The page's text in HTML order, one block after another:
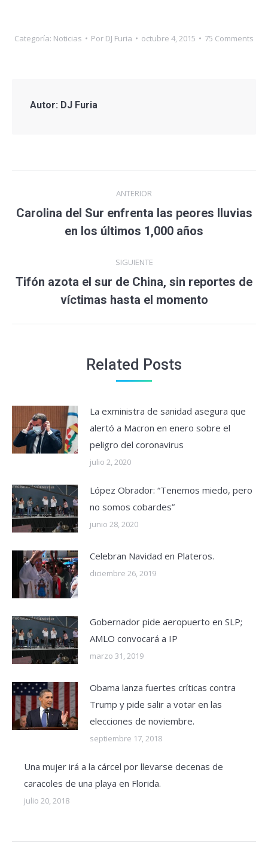
Categoría: Noticias Por DJ Furia octubre 4, 2015 75 Comments
Autor: DJ Furia
entre
entradas
ANTERIOR
Entrada
anterior:
Carolina del Sur enfrenta las peores lluvias
en los últimos 1,000 años
SIGUIENTE
Entrada
siguiente:
Tifón azota el sur de China, sin reportes de
víctimas hasta el momento
Related Posts
La exministra de sanidad asegura que
alertó a Macron en enero sobre el
peligro del coronavirus
julio 2, 2020
López Obrador: “Tenemos miedo, pero
no somos cobardes”
junio 28, 2020
Celebran Navidad en Plateros.
diciembre 26, 2019
Gobernador pide aeropuerto en SLP;
AMLO convocará a IP
marzo 31, 2019
Obama lanza fuertes críticas contra
Trump y pide salir a votar en las
elecciones de noviembre.
septiembre 17, 2018
Una mujer irá a la cárcel por llevarse decenas de
caracoles de una playa en Florida.
julio 20, 2018